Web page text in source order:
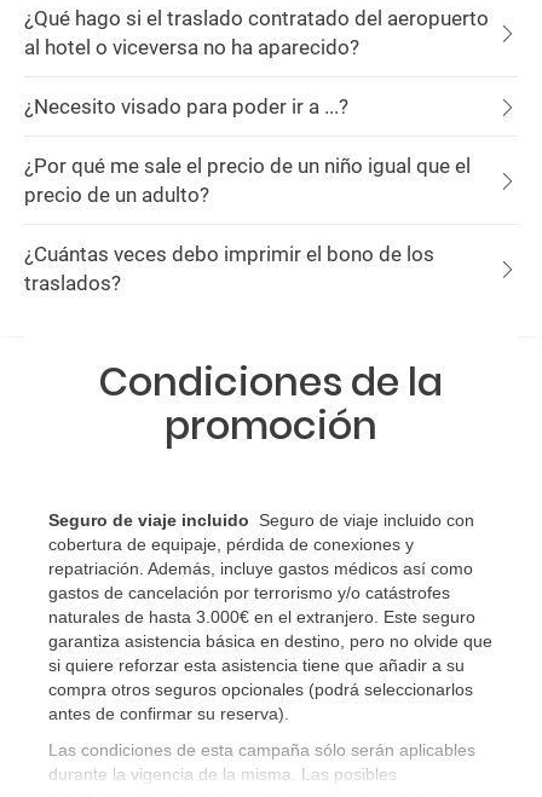
¿Qué hago si el traslado contratado del aeropuerto
al hotel o viceversa no ha aparecido?
¿Necesito visado para poder ir a ...?
¿Por qué me sale el precio de un niño igual que el
precio de un adulto?
¿Cuántas veces debo imprimir el bono de los
traslados?
Condiciones de la
promoción
Seguro de viaje incluido
Seguro de viaje incluido con
cobertura de equipaje, pérdida de conexiones y
repatriación. Además, incluye gastos médicos así como
gastos de cancelación por terrorismo y/o catástrofes
naturales de hasta 3.000€ en el extranjero. Este seguro
garantiza asistencia básica en destino, pero no olvide que
si quiere reforzar esta asistencia tiene que añadir a su
compra otros seguros opcionales (podrá seleccionarlos
antes de confirmar su reserva)
Las condiciones de esta campaña sólo serán aplicables
durante la vigencia de la misma. Las posibles